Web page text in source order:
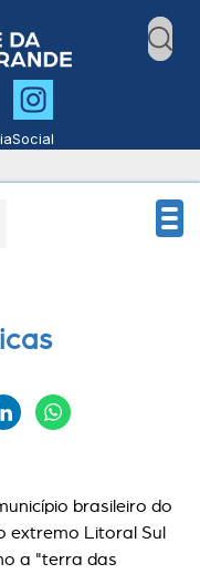
Social
brasileiro do
extremo Litoral Sul
a "terra das